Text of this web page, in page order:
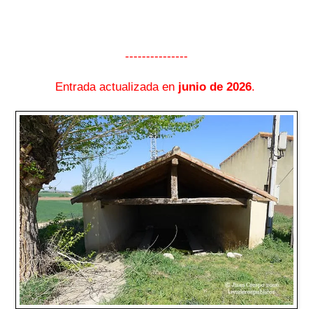
---------------
Entrada actualizada en junio de 2026.